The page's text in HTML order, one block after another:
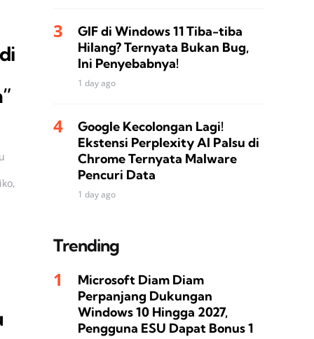
GIF di Windows 11 Tiba-tiba
Hilang? Ternyata Bukan Bug,
Ini Penyebabnya!
1 day ago
Google Kecolongan Lagi!
Ekstensi Perplexity AI Palsu di
Chrome Ternyata Malware
Pencuri Data
1 day ago
Trending
Microsoft Diam Diam
Perpanjang Dukungan
Windows 10 Hingga 2027,
Pengguna ESU Dapat Bonus 1